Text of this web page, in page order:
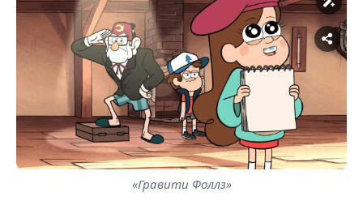
«Гравити Фоллз»